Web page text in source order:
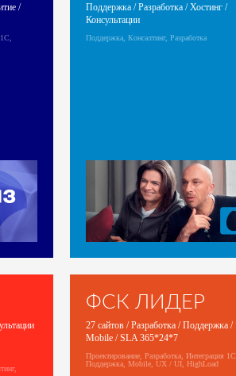
/
Поддержка / Разработка / Хостинг /
Консультации
Поддержка, Консалтинг, Разработка
ФСК ЛИДЕР
27 сайтов / Разработка / Поддержка /
Mobile / SLA 365*24*7
Проектирование, Разработка, Интеграция 1С,
Поддержка, Mobile, UX / UI, HighLoad